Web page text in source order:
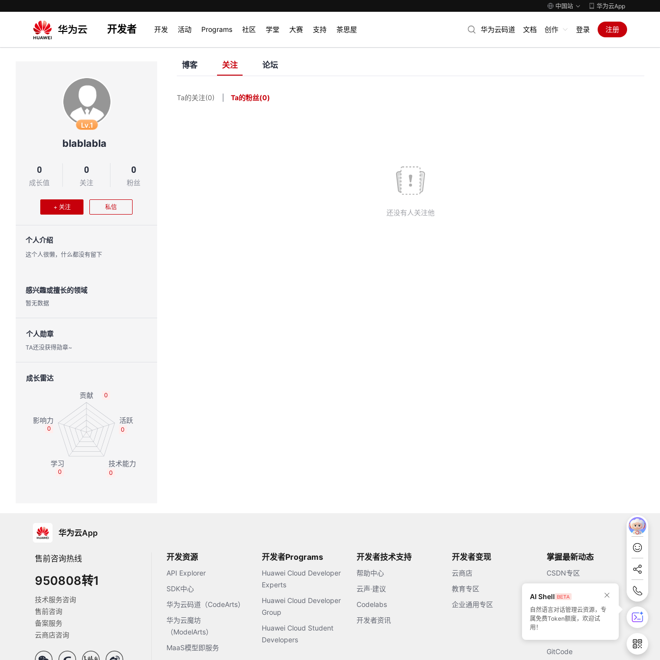
中国站 华为云App
开发者 开发 活动 Programs 社区 学堂 大赛 支持 茶思屋 华为云码道 文档 创作 登录 注册
Lv.1
blablabla
0
成长值
0
关注
0
粉丝
+ 关注 私信
个人介绍
这个人很懒，什么都没有留下
感兴趣或擅长的领域
暂无数据
个人勋章
TA还没获得勋章~
成长雷达
0
0
0
0
0
博客 关注 论坛
Ta的关注(0) Ta的粉丝(0)
还没有人关注他
华为云App
售前咨询热线
950808转1
技术服务咨询
售前咨询
备案服务
云商店咨询
开发资源
API Explorer
SDK中心
华为云码道（CodeArts）
华为云魔坊
（ModelArts）
MaaS模型即服务
开发者Programs
Huawei Cloud Developer
Experts
Huawei Cloud Developer
Group
Huawei Cloud Student
Developers
开发者技术支持
帮助中心
云声·建议
Codelabs
开发者资讯
开发者变现
云商店
教育专区
企业通用专区
掌握最新动态
CSDN专区
51CTO
GitCode
AI Shell
自然语言对话管理云资源，专
属免费Token额度，欢迎试
用！